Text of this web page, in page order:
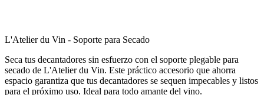
L'Atelier du Vin - Soporte para Secado
Seca tus decantadores sin esfuerzo con el soporte plegable para
secado de L'Atelier du Vin. Este práctico accesorio que ahorra
espacio garantiza que tus decantadores se sequen impecables y listos
para el próximo uso. Ideal para todo amante del vino.